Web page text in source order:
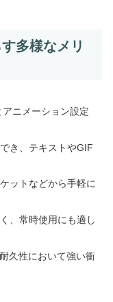
多様なメリ
ニメーション設定
き、テキストやGIF
ットなどから手軽に
、常時使用にも適し
久性において強い衝